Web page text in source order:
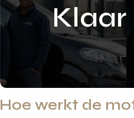
Hoe werkt de